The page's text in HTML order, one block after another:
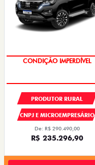
PRODUTOR RURAL
CNPJ E MICROEMPRESÁRIO
De: R$ 290.490,00
R$ 235.296,90